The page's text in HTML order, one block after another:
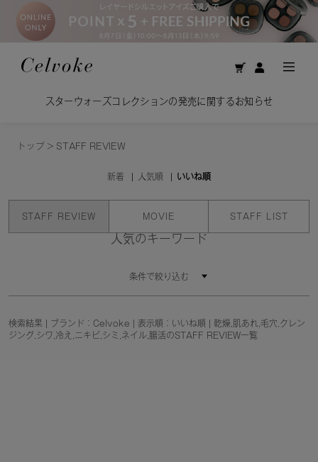
スターウォーズコレクションの発売に関するお知らせ
トップ > STAFF REVIEW
新着 人気順 いいね順
STAFF REVIEW MOVIE STAFF LIST
人気のキーワード
条件で絞り込む
検索結果 | ブランド：Celvoke | 表示順：いいね順 | 乾燥,肌あれ,毛穴,クレン
ジング,シワ,冷え,ニキビ,シミ,ネイル,腸活のSTAFF REVIEW一覧